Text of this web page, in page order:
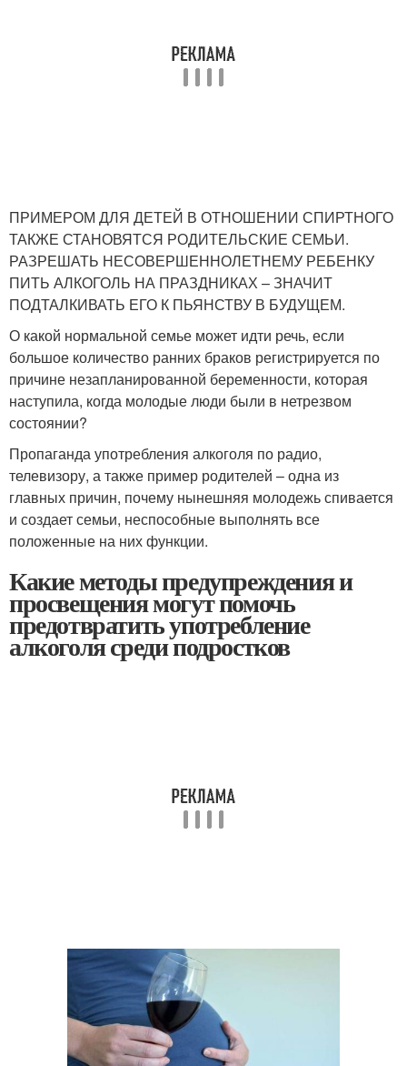
ПРИМЕРОМ ДЛЯ ДЕТЕЙ В ОТНОШЕНИИ СПИРТНОГО
ТАКЖЕ СТАНОВЯТСЯ РОДИТЕЛЬСКИЕ СЕМЬИ.
РАЗРЕШАТЬ НЕСОВЕРШЕННОЛЕТНЕМУ РЕБЕНКУ
ПИТЬ АЛКОГОЛЬ НА ПРАЗДНИКАХ – ЗНАЧИТ
ПОДТАЛКИВАТЬ ЕГО К ПЬЯНСТВУ В БУДУЩЕМ.
О какой нормальной семье может идти речь, если
большое количество ранних браков регистрируется по
причине незапланированной беременности, которая
наступила, когда молодые люди были в нетрезвом
состоянии?
Пропаганда употребления алкоголя по радио,
телевизору, а также пример родителей – одна из
главных причин, почему нынешняя молодежь спивается
и создает семьи, неспособные выполнять все
положенные на них функции.
Какие методы предупреждения и
просвещения могут помочь
предотвратить употребление
алкоголя среди подростков